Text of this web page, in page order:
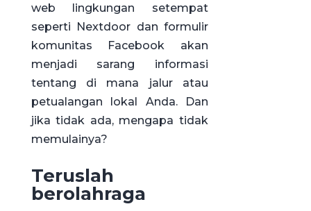
web lingkungan setempat
seperti Nextdoor dan formulir
komunitas Facebook akan
menjadi sarang informasi
tentang di mana jalur atau
petualangan lokal Anda. Dan
jika tidak ada, mengapa tidak
memulainya?
Teruslah
berolahraga